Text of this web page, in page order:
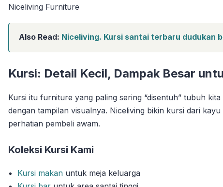
Niceliving Furniture
Also Read: Niceliving. Kursi santai terbaru dudukan
Kursi: Detail Kecil, Dampak Besar
Kursi itu furniture yang paling sering “disentuh” tubuh
dengan tampilan visualnya. Niceliving bikin kursi dari
perhatian pembeli awam.
Koleksi Kursi Kami
Kursi makan untuk meja keluarga